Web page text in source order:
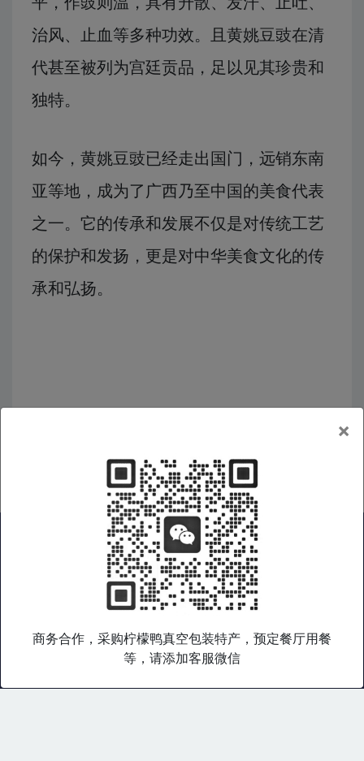
治风、止血等多种功效。且黄姚豆豉在清
代甚至被列为宫廷贡品，足以见其珍贵和
独特。
如今，黄姚豆豉已经走出国门，远销东南
亚等地，成为了广西乃至中国的美食代表
之一。它的传承和发展不仅是对传统工艺
的保护和发扬，更是对中华美食文化的传
承和弘扬。
广西特产| 广西旅游|广西企业
|礼品集采|广西老乡会|
服务条款
隐私政策
桂乡语是广西特色产品综合数字门户，专注于广西好物和桂乡文化
输出，致力于通过打造广西特色产品文化数字平台，帮助广西产品
×
商务合作，采购柠檬鸭真空包装特产，预定餐厅用餐
等，请添加客服微信